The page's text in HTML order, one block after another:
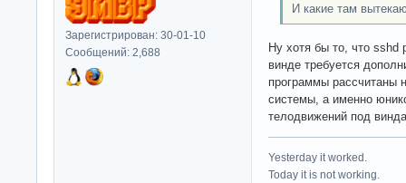
Зарегистрирован: 30-01-10
Сообщений: 2,688
И какие там
Ну хотя бы то, что sshd
винде требуется
программы рассчитаны
системы, а именно
телодвижений под
Yesterday it worked.
Today it is not working.